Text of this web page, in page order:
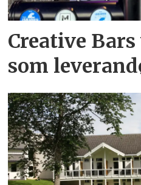
Creative
som